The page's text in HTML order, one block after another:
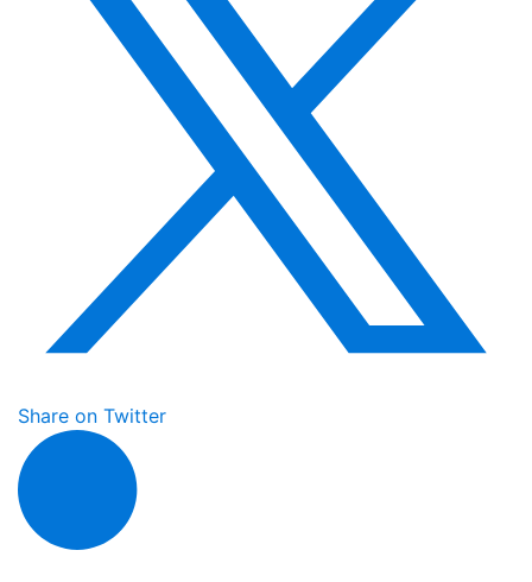
Share on Twitter